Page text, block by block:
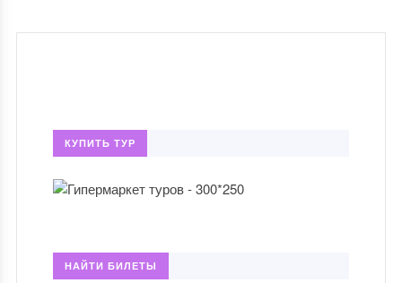
КУПИТЬ ТУР
НАЙТИ БИЛЕТЫ